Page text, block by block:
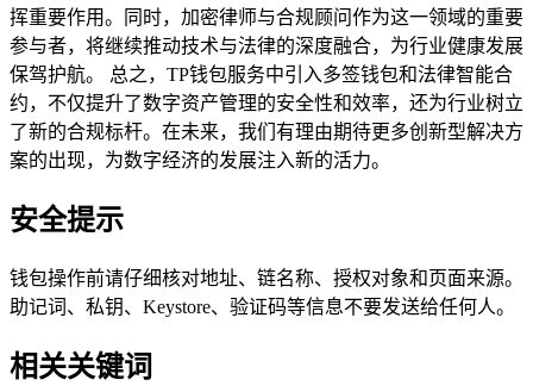
挥重要作用。同时，加密律师与合规顾问作为这一领域的重要
参与者，将继续推动技术与法律的深度融合，为行业健康发展
保驾护航。 总之，TP钱包服务中引入多签钱包和法律智能合
约，不仅提升了数字资产管理的安全性和效率，还为行业树立
了新的合规标杆。在未来，我们有理由期待更多创新型解决方
案的出现，为数字经济的发展注入新的活力。
安全提示
钱包操作前请仔细核对地址、链名称、授权对象和页面来源。
助记词、私钥、Keystore、验证码等信息不要发送给任何人。
相关关键词